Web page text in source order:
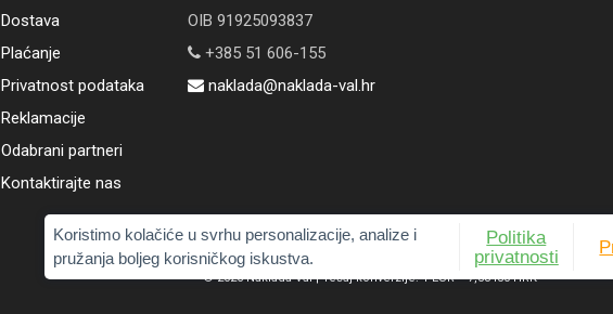
Koristimo kolačiće u svrhu personalizacije, analize i
pružanja boljeg korisničkog iskustva.
Politika
privatnosti
Dostava
Plaćanje
Privatnost podataka
Reklamacije
Odabrani partneri
Kontaktirajte nas
OIB 91925093837
+385 51 606-155
naklada@naklada-val.hr
© 2026 Naklada Val | Tečaj konverzije: 1 EUR = 7,53450 HRK